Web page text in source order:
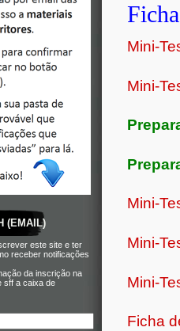
(EMAIL)
este site e ter
receber notificações
da inscrição na
sff a caixa de
Mini-
Mini-
Mini-
Mini-
Mini-
Ficha